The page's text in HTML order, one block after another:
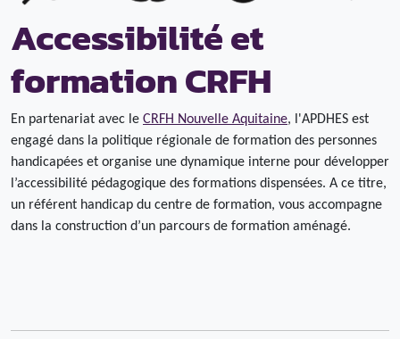
Accessibilité et
formation CRFH
En partenariat avec le CRFH Nouvelle Aquitaine, l'APDHES est
engagé dans la politique régionale de formation des personnes
handicapées et organise une dynamique interne pour développer
l’accessibilité pédagogique des formations dispensées. A ce titre,
un référent handicap du centre de formation, vous accompagne
dans la construction d’un parcours de formation aménagé.